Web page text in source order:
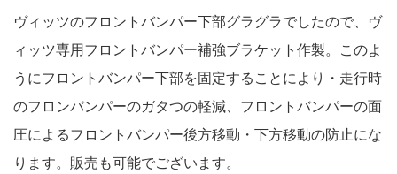
ヴィッツのフロントバンパー下部グラグラでしたので、ヴ
ィッツ専用フロントバンパー補強ブラケット作製。このよ
うにフロントバンパー下部を固定することにより・走行時
のフロンバンパーのガタつの軽減、フロントバンパーの面
圧によるフロントバンパー後方移動・下方移動の防止にな
ります。販売も可能でございます。